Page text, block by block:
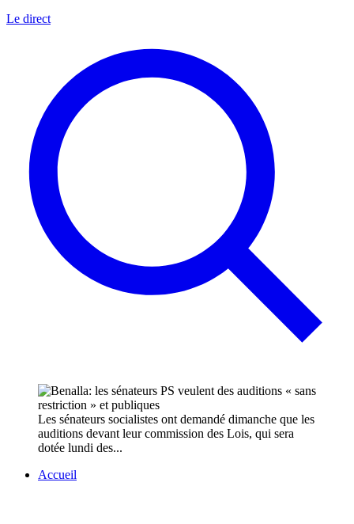
Le direct
Les sénateurs socialistes ont demandé dimanche que les
auditions devant leur commission des Lois, qui sera
dotée lundi des...
Accueil